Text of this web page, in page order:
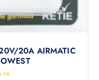
20A AIRMATIC
IVA